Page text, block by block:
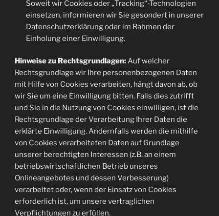
Soweit wir Cookies oder „Tracking“-Technologien
einsetzen, informieren wir Sie gesondert in unserer
Datenschutzerklärung oder im Rahmen der
Einholung einer Einwilligung.
Hinweise zu Rechtsgrundlagen:Auf welcher
Rechtsgrundlage wir Ihre personenbezogenen Daten
mit Hilfe von Cookies verarbeiten, hängt davon ab, ob
wir Sie um eine Einwilligung bitten. Falls dies zutrifft
und Sie in die Nutzung von Cookies einwilligen, ist die
Rechtsgrundlage der Verarbeitung Ihrer Daten die
erklärte Einwilligung. Andernfalls werden die mithilfe
von Cookies verarbeiteten Daten auf Grundlage
unserer berechtigten Interessen (z.B. an einem
betriebswirtschaftlichen Betrieb unseres
Onlineangebotes und dessen Verbesserung)
verarbeitet oder, wenn der Einsatz von Cookies
erforderlich ist, um unsere vertraglichen
Verpflichtungen zu erfüllen.